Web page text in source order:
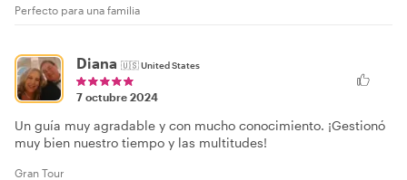
Perfecto para una familia
Diana 🇺🇸United States
7 octubre 2024
Un guía muy agradable y con mucho conocimiento. ¡Gestionó
muy bien nuestro tiempo y las multitudes!
Gran Tour